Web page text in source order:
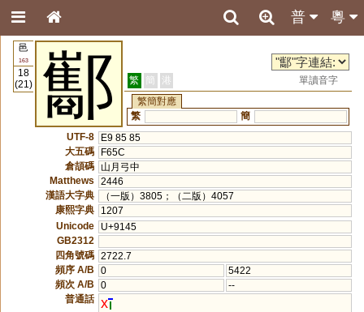
粵
普
邑
163
18
(21)
酅 繁 簡 港
單讀音字
繁簡對應
繁
簡
UTF-8
E9 85 85
大五碼
F65C
倉頡碼
山月弓中
Matthews
2446
漢語大字典
（一版）3805；（二版）4057
康熙字典
1207
Unicode
U+9145
GB2312
四角號碼 2722.7
頻序 A/B
0
5422
頻次 A/B
0
--
普通話 x